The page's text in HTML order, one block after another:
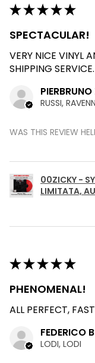
★★★★★
SPECTACULAR!
VERY NICE VINYL
SHIPPING
PIERBRUNO
RUSSI,
WAS THIS REVIEW
00ZICKY -
LIMITATA,
★★★★★
PHENOMENAL!
ALL PERFECT,
FEDERICO
LODI, LODI